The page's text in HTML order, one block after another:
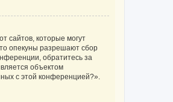
сайтов, которые могут
опекуны разрешают сбор
обратитесь за
объектом
с этой конференцией?».